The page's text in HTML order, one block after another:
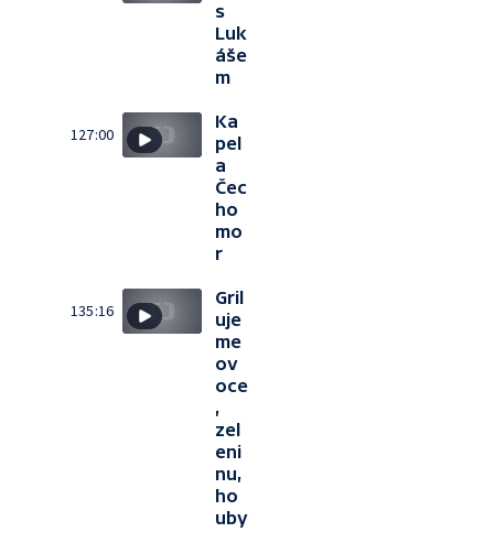
s
Luk
áše
m
127:00
Ka
pel
a
Čec
ho
mo
r
135:16
Gril
uje
me
ov
oce
,
zel
eni
nu,
ho
uby